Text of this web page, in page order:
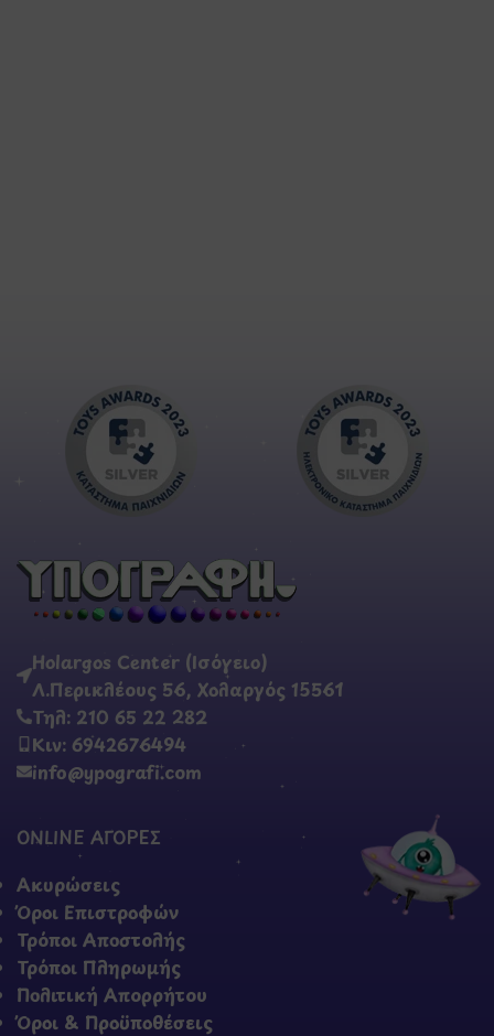
Holargos Center (Ισόγειο)
Λ.Περικλέους 56, Χολαργός 15561
Τηλ: 210 65 22 282
Κιν: 6942676494
info@ypografi.com
ONLINE ΑΓΟΡΕΣ
Ακυρώσεις
Όροι Επιστροφών
Τρόποι Αποστολής
Τρόποι Πληρωμής
Πολιτική Απορρήτου
Όροι & Προϋποθέσεις